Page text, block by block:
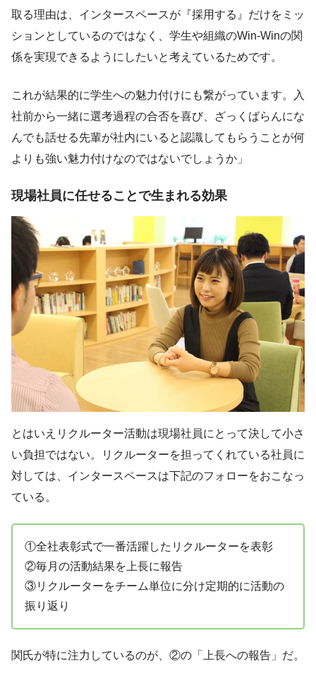
取る理由は、インタースペースが『採用する』だけをミッ
ションとしているのではなく、学生や組織のWin-Winの関
係を実現できるようにしたいと考えているためです。
これが結果的に学生への魅力付けにも繋がっています。入
社前から一緒に選考過程の合否を喜び、ざっくばらんにな
んでも話せる先輩が社内にいると認識してもらうことが何
よりも強い魅力付けなのではないでしょうか」
現場社員に任せることで生まれる効果
とはいえリクルーター活動は現場社員にとって決して小さ
い負担ではない。リクルーターを担ってくれている社員に
対しては、インタースペースは下記のフォローをおこなっ
ている。
①全社表彰式で一番活躍したリクルーターを表彰
②毎月の活動結果を上長に報告
③リクルーターをチーム単位に分け定期的に活動の
振り返り
関氏が特に注力しているのが、②の「上長への報告」だ。